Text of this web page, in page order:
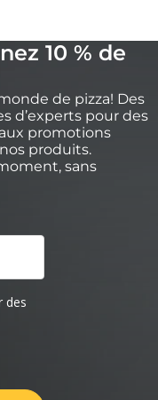
10 % de
de pizza! Des
d’experts pour des
promotions
produits.
sans